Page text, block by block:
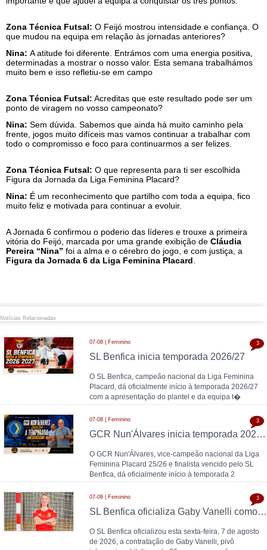
Zona Técnica Futsal: O Feijó mostrou intensidade e confiança. O
que mudou na equipa em relação às jornadas anteriores?
Nina: A atitude foi diferente. Entrámos com uma energia positiva,
determinadas a mostrar o nosso valor. Esta semana trabalhámos
muito bem e isso refletiu-se em campo
Zona Técnica Futsal: Acreditas que este resultado pode ser um
ponto de viragem no vosso campeonato?
Nina: Sem dúvida. Sabemos que ainda há muito caminho pela
frente, jogos muito difíceis mas vamos continuar a trabalhar com
todo o compromisso e foco para continuarmos a ser felizes.
Zona Técnica Futsal: O que representa para ti ser escolhida
Figura da Jornada da Liga Feminina Placard?
Nina: É um reconhecimento que partilho com toda a equipa, fico
muito feliz e motivada para continuar a evoluir.
A Jornada 6 confirmou o poderio das líderes e trouxe a primeira
vitória do Feijó, marcada por uma grande exibição de Cláudia
Pereira “Nina” foi a alma e o cérebro do jogo, e com justiça, a
Figura da Jornada 6 da Liga Feminina Placard
Notícias Relacionadas
07-08 | Feminino
SL Benfica inicia temporada 2026/27
O SL Benfica, campeão nacional da Liga Feminina
Placard, dá oficialmente início à temporada 2026/27
com a apresentação do plantel e da equipa t�
3
07-08 | Feminino
GCR Nun'Álvares inicia temporada 2026/27
O GCR Nun'Álvares, vice-campeão nacional da Liga
Feminina Placard 25/26 e finalista vencido pelo SL
Benfica, dá oficialmente início à temporada 2
3
07-08 | Feminino
SL Benfica oficializa Gaby Vanelli como reforço para 2026/27: pivô internacional italiana chega da AS Roma, conforme a Zona Técnica Futsal já havia avançado
O SL Benfica oficializou esta sexta-feira, 7 de agosto
de 2026, a contratação de Gaby Vanelli, pivô
3